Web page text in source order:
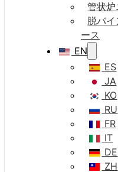
管状炉
脱バ
ース
EN
ES
JA
KO
RU
FR
IT
DE
ZH